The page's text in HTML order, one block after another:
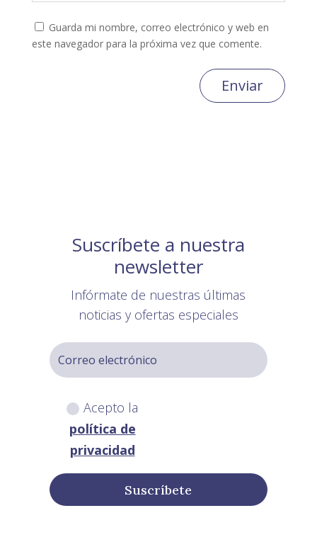
Guarda mi nombre, correo electrónico y web en
este navegador para la próxima vez que comente.
Enviar
Suscríbete a nuestra
newsletter
Infórmate de nuestras últimas
noticias y ofertas especiales
Acepto la
política de
privacidad
Suscríbete